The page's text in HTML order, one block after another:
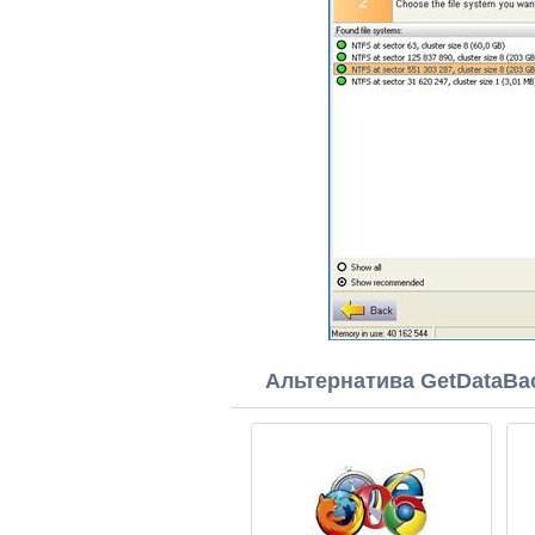
Альтернатива